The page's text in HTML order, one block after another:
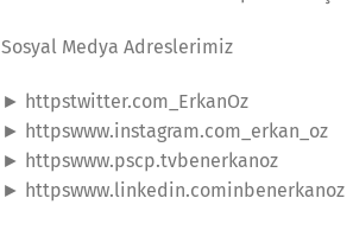
Sosyal Medya Adreslerimiz
► httpstwitter.com_ErkanOz
► httpswww.instagram.com_erkan_oz
► httpswww.pscp.tvbenerkanoz
► httpswww.linkedin.cominbenerkanoz